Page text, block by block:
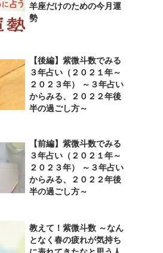
羊座だけのための今月運
勢
【後編】紫微斗数でみる
３年占い（２０２１年～
２０２３年） ～３年占い
からみる、２０２２年後
半の過ごし方～
【前編】紫微斗数でみる
３年占い（２０２１年～
２０２３年） ～３年占い
からみる、２０２２年後
半の過ごし方～
教えて！紫微斗数 ～なん
となく春の疲れが気持ち